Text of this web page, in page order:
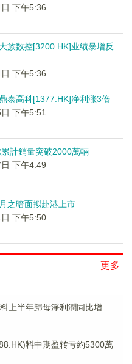
下午5:36
族数控[3200.HK]业绩暴增反
下午5:36
泰高科[1377.HK]净利涨3倍
下午5:51
計銷量突破2000萬輛
下午4:49
之暗面拟赴港上市
下午5:50
更多
上半年歸母淨利潤同比增
料中期盈转亏約5300萬